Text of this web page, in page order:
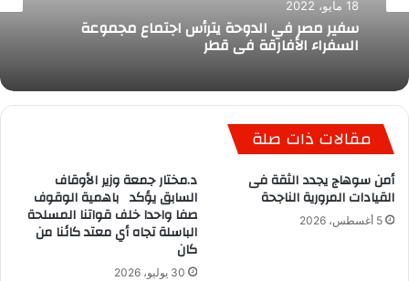
18 مايو، 2022
سفير مصر في الدوحة يترأس اجتماع مجموعة
السفراء الأفارقة في قطر
مقالات ذات صلة
أمن سوهاج يجدد الثقة فى
القيادات المرورية الناجحة
5 أغسطس، 2026
د.مختار جمعة وزير الأوقاف
السابق يؤكد باهمية الوقوف
صفا واحدا خلف قواتنا المسلحة
الباسلة تجاه أي معتد كائنا من
كان
30 يوليو، 2026